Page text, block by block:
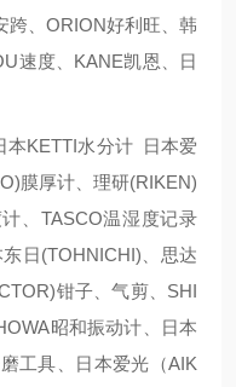
跨、ORION好利旺、韩
速度、KANE凯恩、日
KETTI水分计 日本爱
膜厚计、理研(RIKEN)
、TASCO温湿度记录
日(TOHNICHI)、思达
钳子、气剪、SHI
昭和振动计、日本
工具、日本爱光（AIK